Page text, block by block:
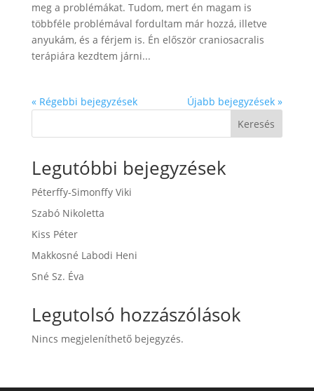
meg a problémákat. Tudom, mert én magam is
többféle problémával fordultam már hozzá, illetve
anyukám, és a férjem is. Én először craniosacralis
terápiára kezdtem járni...
« Régebbi bejegyzések
Újabb bejegyzések »
Keresés
Legutóbbi bejegyzések
Péterffy-Simonffy Viki
Szabó Nikoletta
Kiss Péter
Makkosné Labodi Heni
Sné Sz. Éva
Legutolsó hozzászólások
Nincs megjeleníthető bejegyzés.